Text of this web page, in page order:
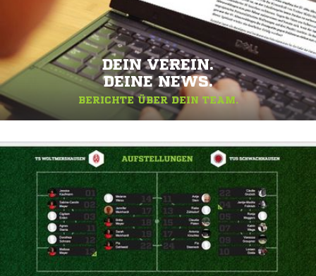
DEIN VEREIN.
DEINE NEWS.
BERICHTE ÜBER DEIN TEAM.